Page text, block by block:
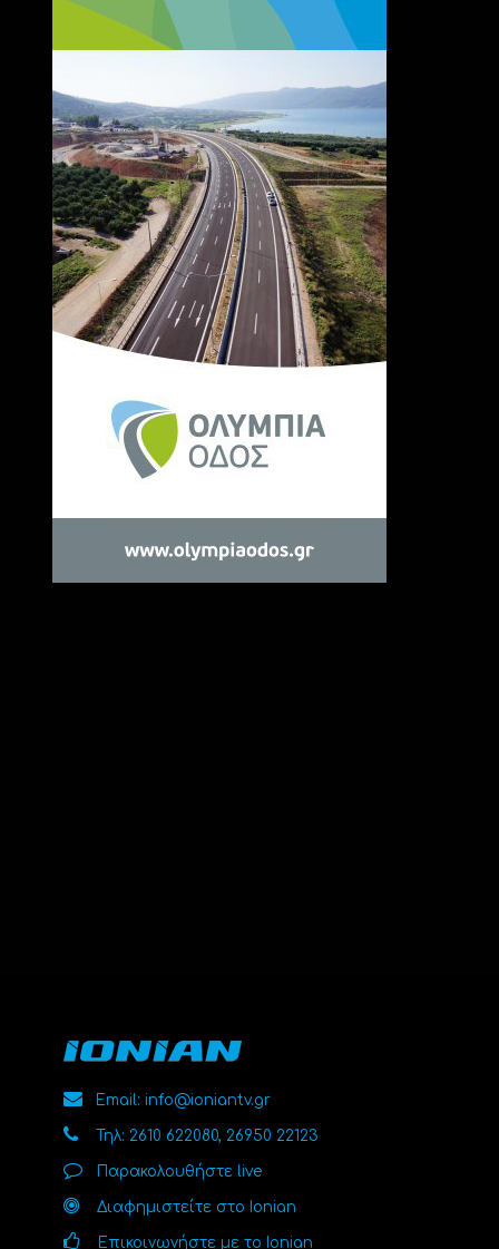
Email: info@ioniantv.gr
Τηλ: 2610 622080, 26950 22123
Παρακολουθήστε live
Διαφημιστείτε στο Ionian
Επικοινωνήστε με το Ionian